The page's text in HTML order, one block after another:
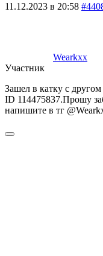
11.12.2023 в 20:58
Wearkxx
Участник
Зашел в катку с другом
ID 114475837.Прошу
напишите в тг